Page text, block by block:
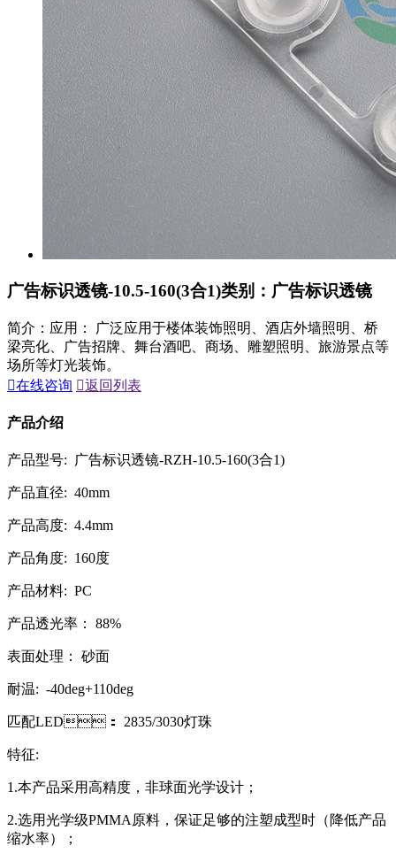
广告标识透镜-10.5-160(3合1)类别：广告标识透镜
简介：应用： 广泛应用于楼体装饰照明、酒店外墙照明、桥
梁亮化、广告招牌、舞台酒吧、商场、雕塑照明、旅游景点等
场所等灯光装饰。
在线咨询 返回列表
产品介绍
产品型号: 广告标识透镜-RZH-10.5-160(3合1)
产品直径: 40mm
产品高度: 4.4mm
产品角度: 160度
产品材料: PC
产品透光率： 88%
表面处理： 砂面
耐温: -40deg+110deg
匹配LED： 2835/3030灯珠
特征:
1.本产品采用高精度，非球面光学设计；
2.选用光学级PMMA原料，保证足够的注塑成型时（降低产品
缩水率）；